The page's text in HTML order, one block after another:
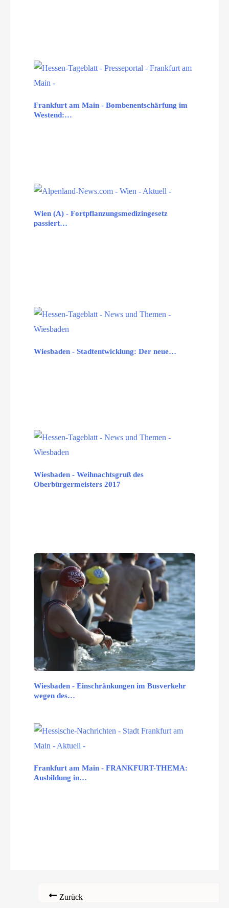
Frankfurt am Main - Bombenentschärfung im
Westend:…
Wien (A) - Fortpflanzungsmedizingesetz
passiert…
Wiesbaden - Stadtentwicklung: Der neue…
Wiesbaden - Weihnachtsgruß des
Oberbürgermeisters 2017
Wiesbaden - Einschränkungen im Busverkehr
wegen des…
Frankfurt am Main - FRANKFURT-THEMA:
Ausbildung in…
Zurück